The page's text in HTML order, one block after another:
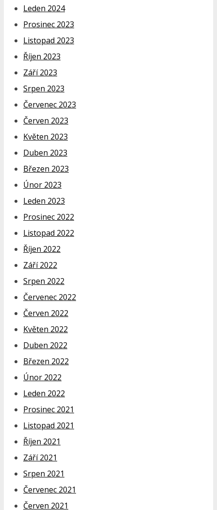
Leden 2024
Prosinec 2023
Listopad 2023
Říjen 2023
Září 2023
Srpen 2023
Červenec 2023
Červen 2023
Květen 2023
Duben 2023
Březen 2023
Únor 2023
Leden 2023
Prosinec 2022
Listopad 2022
Říjen 2022
Září 2022
Srpen 2022
Červenec 2022
Červen 2022
Květen 2022
Duben 2022
Březen 2022
Únor 2022
Leden 2022
Prosinec 2021
Listopad 2021
Říjen 2021
Září 2021
Srpen 2021
Červenec 2021
Červen 2021